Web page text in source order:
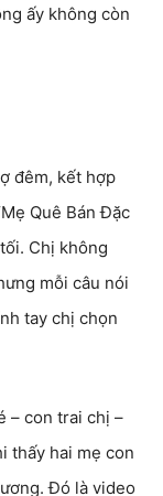
ấy không còn
đêm, kết hợp
Quê Bán Đặc
Chị không
mỗi câu nói
tay chị chọn
– con trai chị –
thấy hai mẹ con
Đó là video